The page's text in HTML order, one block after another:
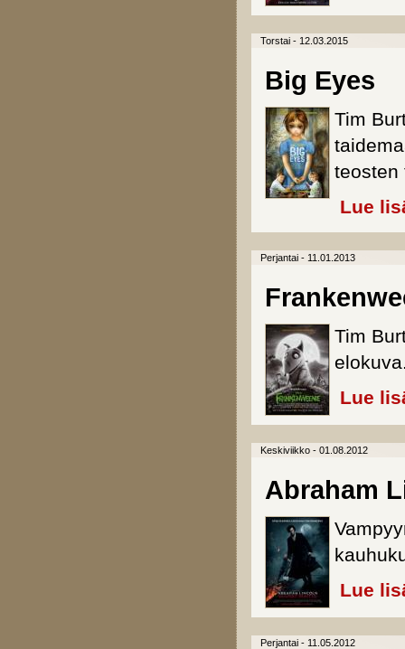
Torstai - 12.03.2015
Big Eyes
Tim
teosten
Lue
Perjantai - 11.01.2013
Tim
Lue
Keskiviikko - 01.08.2012
Abraham
Lue
Perjantai - 11.05.2012